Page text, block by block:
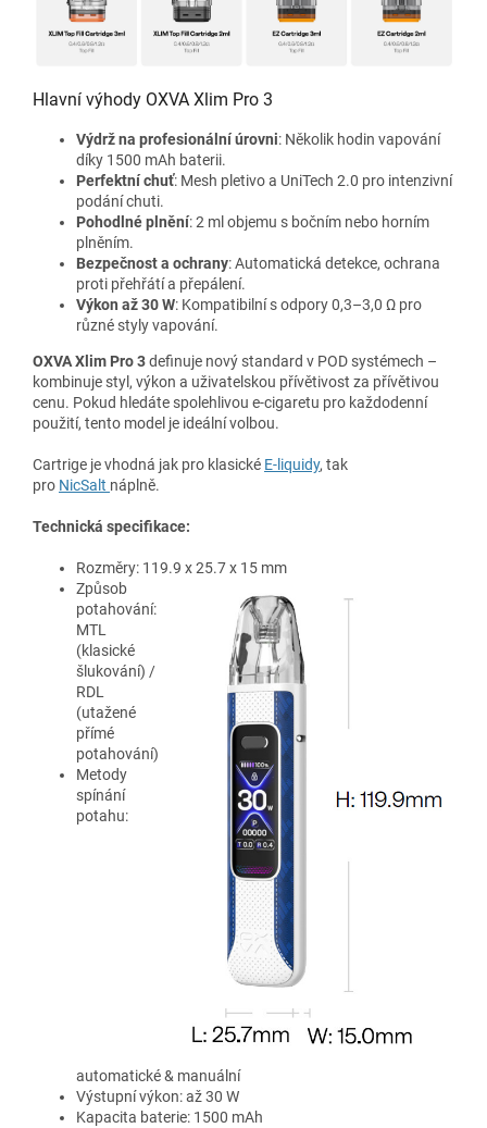
Hlavní výhody OXVA Xlim Pro 3
Výdrž na profesionální úrovni: Několik hodin vapování
díky 1500 mAh baterii.
Perfektní chuť: Mesh pletivo a UniTech 2.0 pro intenzivní
podání chuti.
Pohodlné plnění: 2 ml objemu s bočním nebo horním
plněním.
Bezpečnost a ochrany: Automatická detekce, ochrana
proti přehřátí a přepálení.
Výkon až 30 W: Kompatibilní s odpory 0,3–3,0 Ω pro
různé styly vapování.
OXVA Xlim Pro 3definuje nový standard v POD systémech –
kombinuje styl, výkon a uživatelskou přívětivost za přívětivou
cenu. Pokud hledáte spolehlivou e-cigaretu pro každodenní
použití, tento model je ideální volbou.
Cartrige je vhodná jak pro klasické E-liquidy, tak
pro NicSalt náplně.
Technická specifikace:
Rozměry: 119.9 x 25.7 x 15 mm
Způsob
potahování:
MTL
(klasické
šlukování) /
RDL
(utažené
přímé
potahování)
Metody
spínání
potahu:
automatické & manuální
Výstupní výkon: až 30 W
Kapacita baterie: 1500 mAh